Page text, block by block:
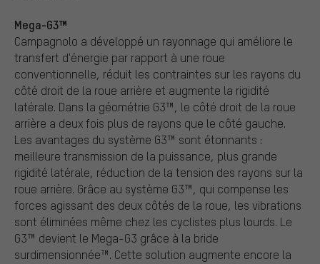
Mega-G3™
Campagnolo a développé un rayonnage qui améliore le
transfert d'énergie par rapport à une roue
conventionnelle, réduit les contraintes sur les rayons du
côté droit de la roue arrière et augmente la rigidité
latérale. Dans la géométrie G3™, le côté droit de la roue
arrière a deux fois plus de rayons que le côté gauche.
Les avantages du système G3™ sont étonnants :
meilleure transmission de la puissance, plus grande
rigidité latérale, réduction de la tension des rayons sur la
roue arrière. Grâce au système G3™, qui compense les
forces agissant des deux côtés de la roue, les vibrations
sont éliminées même chez les cyclistes plus lourds. Le
G3™ devient le Mega-G3 grâce à la bride
surdimensionnée™. Cette solution augmente encore la